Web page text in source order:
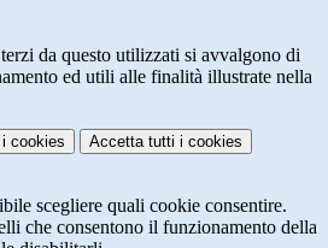
da questo utilizzati si avvalgono di
ed utili alle finalità illustrate nella
i cookies Accetta tutti i cookies
scegliere quali cookie consentire.
che consentono il funzionamento della